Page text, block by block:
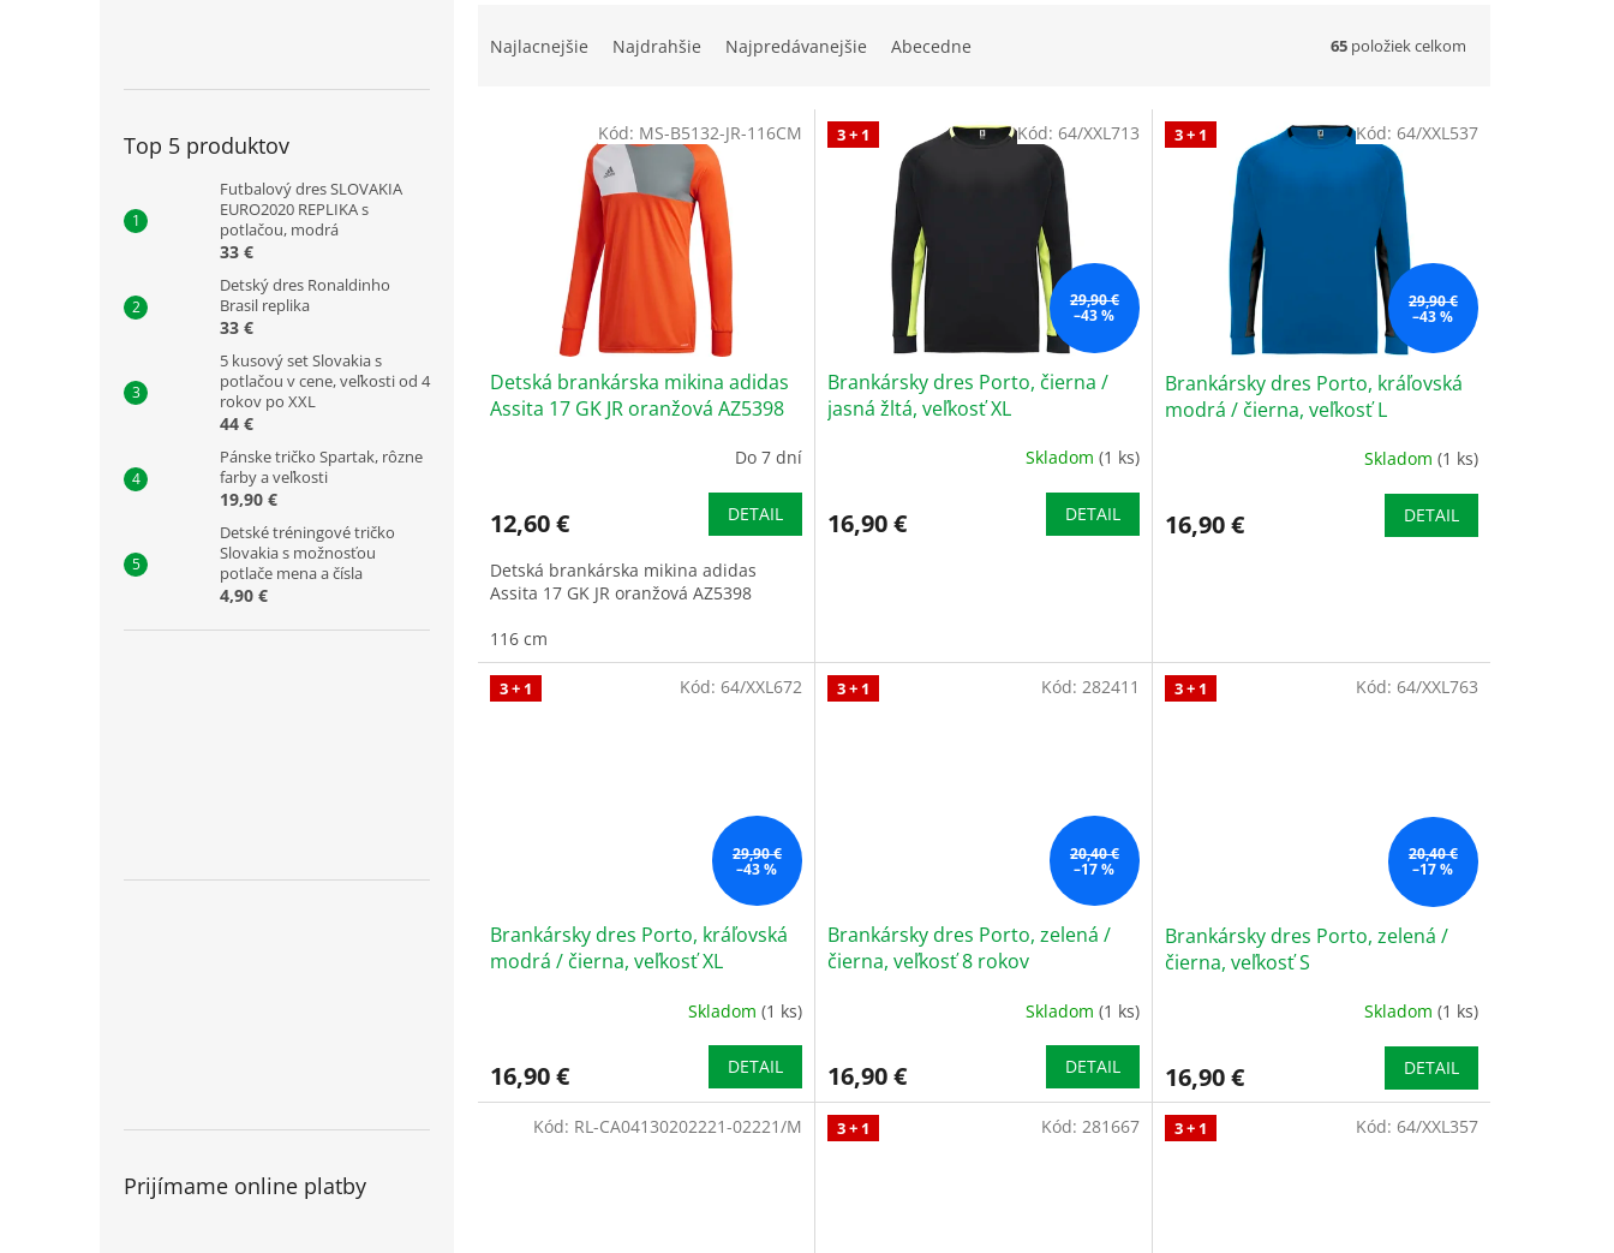
Top 5 produktov
Futbalový dres SLOVAKIA
EURO2020 REPLIKA s
potlačou, modrá
33 €
Detský dres Ronaldinho
Brasil replika
33 €
5 kusový set Slovakia s
potlačou v cene, veľkosti od 4
rokov po XXL
44 €
Pánske tričko Spartak, rôzne
farby a veľkosti
19,90 €
Detské tréningové tričko
Slovakia s možnosťou
potlače mena a čísla
4,90 €
Prijímame online platby
Najlacnejšie Najdrahšie Najpredávanejšie Abecedne 65 položiek celkom
Detská brankárska mikina adidas
Assita 17 GK JR oranžová AZ5398
Do 7 dní
12,60 € DETAIL
Detská brankárska mikina adidas
Assita 17 GK JR oranžová AZ5398
116 cm
Kód: MS-B5132-JR-116CM 3 + 1
29,90 €
–43 %
Brankársky dres Porto, čierna /
jasná žltá, veľkosť XL
Skladom (1 ks)
16,90 € DETAIL
Kód: 64/XXL713 3 + 1
29,90 €
–43 %
Brankársky dres Porto, kráľovská
modrá / čierna, veľkosť L
Skladom (1 ks)
16,90 € DETAIL
Kód: 64/XXL537
3 + 1
29,90 €
–43 %
Brankársky dres Porto, kráľovská
modrá / čierna, veľkosť XL
Skladom (1 ks)
16,90 € DETAIL
Kód: 64/XXL672 3 + 1
20,40 €
–17 %
Brankársky dres Porto, zelená /
čierna, veľkosť 8 rokov
Skladom (1 ks)
16,90 € DETAIL
Kód: 282411 3 + 1
20,40 €
–17 %
Brankársky dres Porto, zelená /
čierna, veľkosť S
Skladom (1 ks)
16,90 € DETAIL
Kód: 64/XXL763
Kód: RL-CA04130202221-02221/M 3 + 1 Kód: 281667 3 + 1 Kód: 64/XXL357